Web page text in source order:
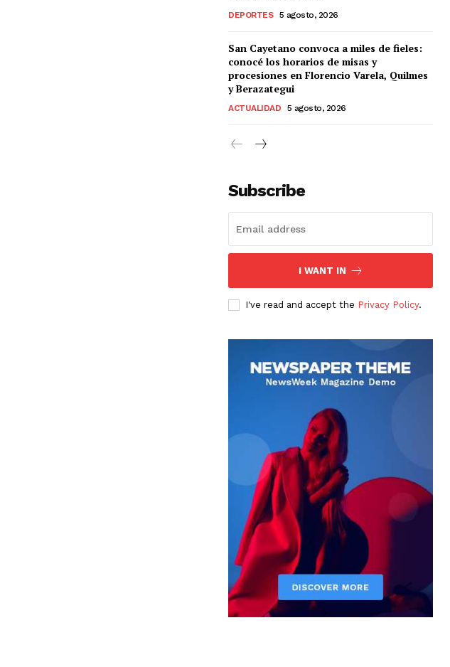
DEPORTES 5 agosto, 2026
San Cayetano convoca a miles de fieles:
conocé los horarios de misas y
procesiones en Florencio Varela, Quilmes
y Berazategui
ACTUALIDAD 5 agosto, 2026
Subscribe
I WANT IN
I've read and accept the Privacy Policy.